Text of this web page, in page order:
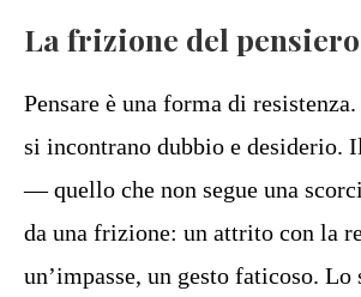
La frizione del pensiero
Pensare è una forma di
si incontrano dubbio e desiderio.
— quello che non segue una
da una frizione: un attrito con la
un’impasse, un gesto faticoso. Lo